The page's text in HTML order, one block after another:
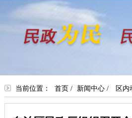
当前位置： 首页 / 新闻中心/ 区内